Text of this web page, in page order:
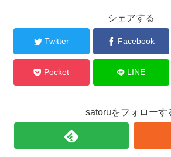
シェアする
Twitter Facebook
Pocket LINE
satoruをフォローす